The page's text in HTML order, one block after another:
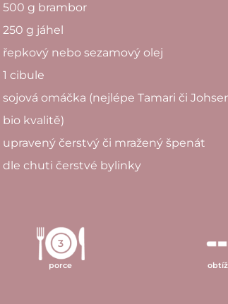
500 g brambor
250 g jáhel
řepkový nebo sezamový olej
1 cibule
sojová omáčka (nejlépe Tamari či
bio kvalitě)
upravený čerstvý či mražený špenát
dle chuti čerstvé bylinky
3
porce